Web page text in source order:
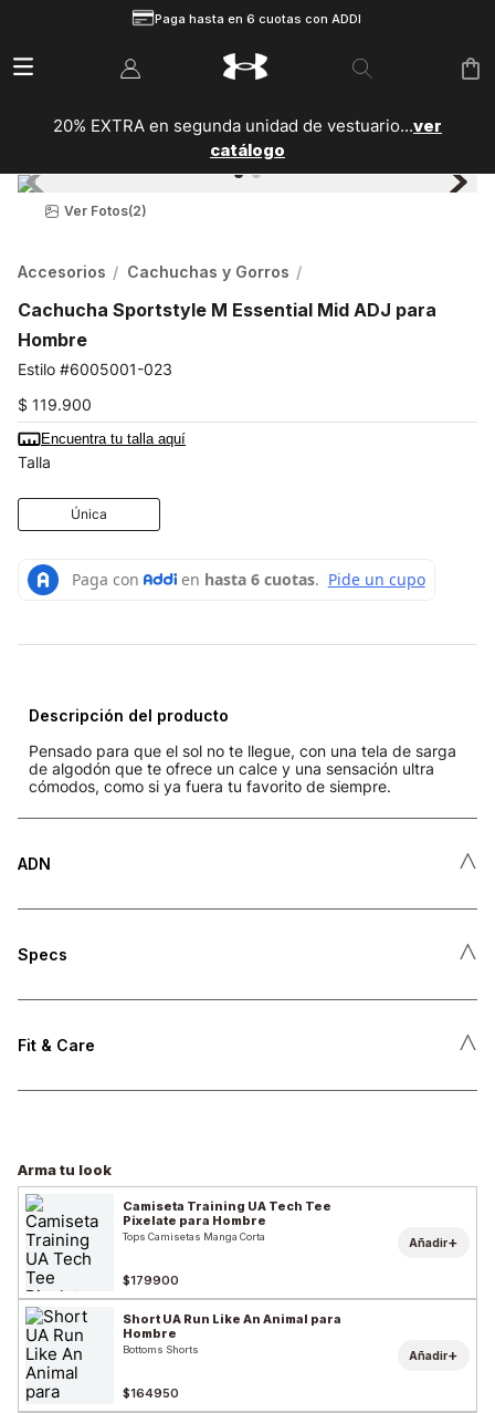
Paga hasta en 6 cuotas con ADDI
20% EXTRA en segunda unidad de vestuario...ver
catálogo
Ver Fotos(2)
Accesorios Cachuchas y Gorros
Cachucha Sportstyle M Essential Mid ADJ para
Hombre
6005001-023
$ 119.900
Encuentra tu talla aquí
Talla
Única
Descripción del producto
Pensado para que el sol no te llegue, con una tela de sarga
de algodón que te ofrece un calce y una sensación ultra
cómodos, como si ya fuera tu favorito de siempre.
ADN ˄
Specs ˄
Fit & Care ˄
Arma tu look
Camiseta Training UA Tech Tee
Pixelate para Hombre
Tops Camisetas Manga Corta
$179900
Añadir+
Short UA Run Like An Animal para
Hombre
Bottoms Shorts
$164950
Añadir+